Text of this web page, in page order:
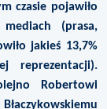
czasie pojawiło
mediach (prasa,
jakieś 13,7%
reprezentacji).
Robertowi